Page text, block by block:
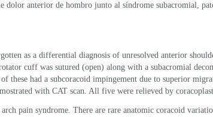
dolor anterior de hombro junto al síndrome subacromial,
as a differential diagnosis of unresolved anterior
cuff was sutured (open) along with a subacromial
these had a subcoracoid impingement due to superior
with CAT scan. All five were relieved by
pain syndrome. There are rare anatomic coracoid